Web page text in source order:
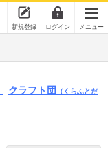
新規登録 ログイン メニュー
クラフト団
（くらふとだ